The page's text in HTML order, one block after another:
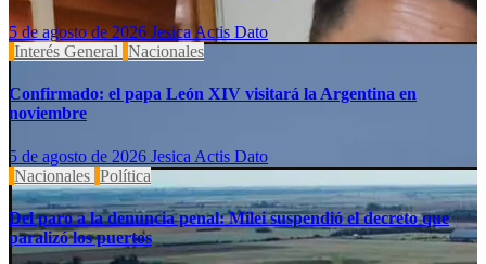
5 de agosto de 2026 Jesica Actis Dato
Interés General Nacionales
Confirmado: el papa León XIV visitará la Argentina en
noviembre
5 de agosto de 2026 Jesica Actis Dato
Nacionales Política
Del paro a la denuncia penal: Milei suspendió el decreto que
paralizó los puertos